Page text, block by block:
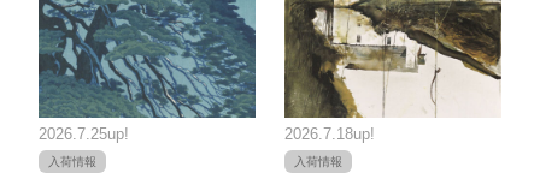
2026.7.25up!
入荷情報
2026.7.18up!
入荷情報